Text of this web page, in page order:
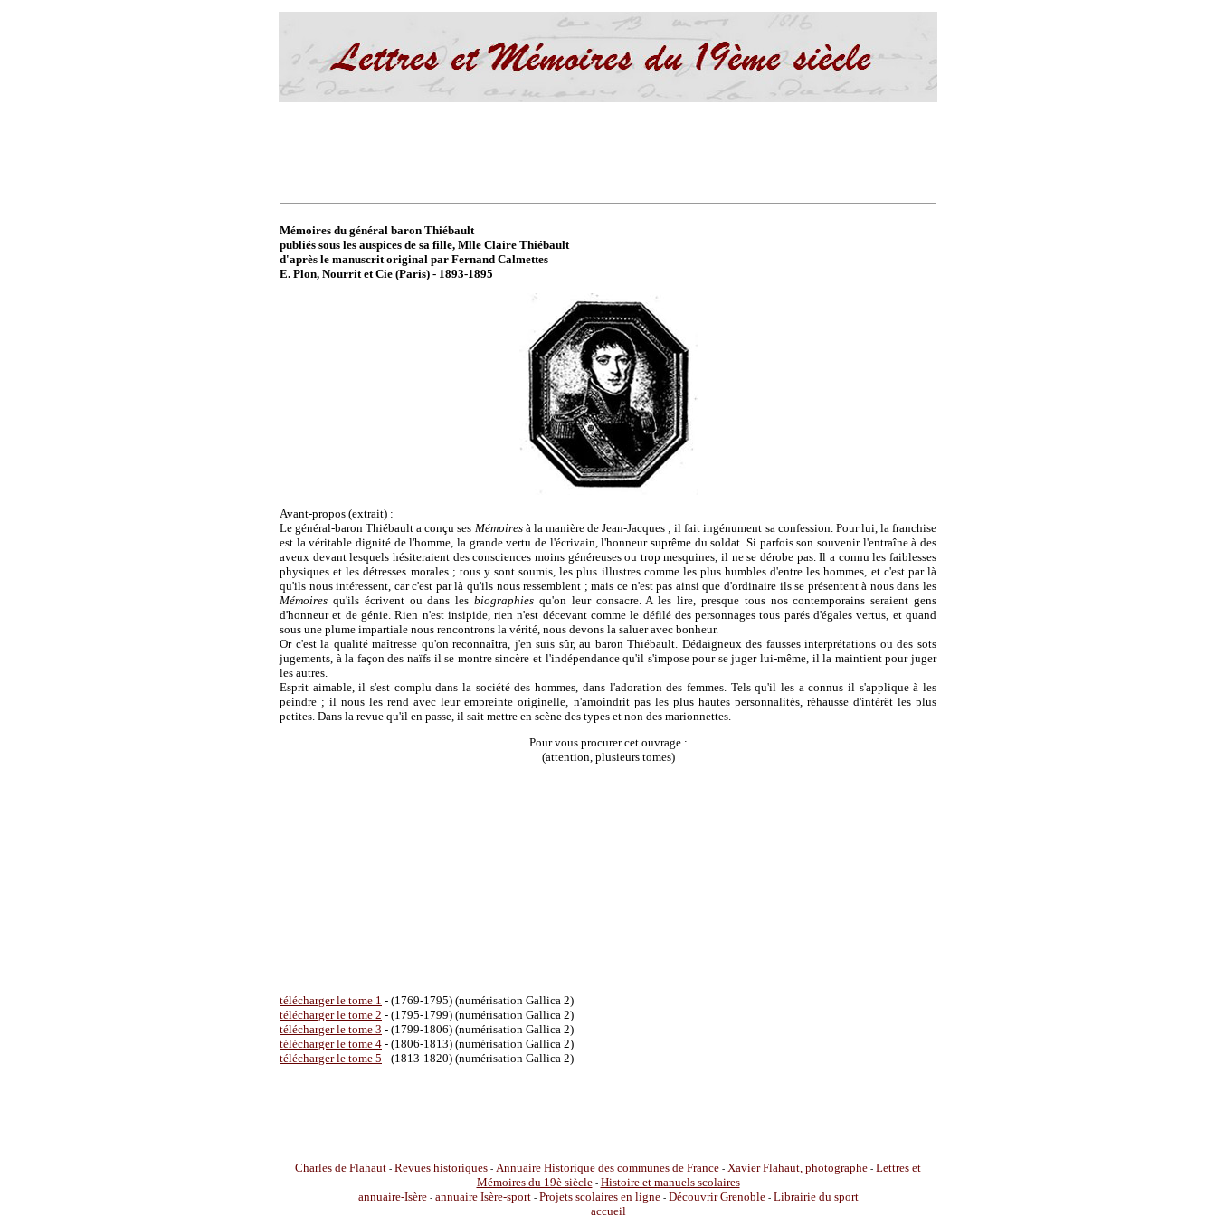
Mémoires du général baron Thiébault
publiés sous les auspices de sa fille, Mlle Claire Thiébault
d'après le manuscrit original par Fernand Calmettes
E. Plon, Nourrit et Cie (Paris) - 1893-1895
Avant-propos (extrait) :
Le général-baron Thiébault a conçu ses Mémoiresà la manière de Jean-Jacques ; il fait ingénument sa confession. Pour lui, la franchise
est la véritable dignité de l'homme, la grande vertu de l'écrivain, l'honneur suprême du soldat. Si parfois son souvenir l'entraîne à des
aveux devant lesquels hésiteraient des consciences moins généreuses ou trop mesquines, il ne se dérobe pas. Il a connu les faiblesses
physiques et les détresses morales ; tous y sont soumis, les plus illustres comme les plus humbles d'entre les hommes, et c'est par là
qu'ils nous intéressent, car c'est par là qu'ils nous ressemblent ; mais ce n'est pas ainsi que d'ordinaire ils se présentent à nous dans les
Mémoires qu'ils écrivent ou dans les biographies qu'on leur consacre. A les lire, presque tous nos contemporains seraient gens
d'honneur et de génie. Rien n'est insipide, rien n'est décevant comme le défilé des personnages tous parés d'égales vertus, et quand
sous une plume impartiale nous rencontrons la vérité, nous devons la saluer avec bonheur.
Or c'est la qualité maîtresse qu'on reconnaîtra, j'en suis sûr, au baron Thiébault. Dédaigneux des fausses interprétations ou des sots
jugements, à la façon des naïfs il se montre sincère et l'indépendance qu'il s'impose pour se juger lui-même, il la maintient pour juger
les autres.
Esprit aimable, il s'est complu dans la société des hommes, dans l'adoration des femmes. Tels qu'il les a connus il s'applique à les
peindre ; il nous les rend avec leur empreinte originelle, n'amoindrit pas les plus hautes personnalités, réhausse d'intérêt les plus
petites. Dans la revue qu'il en passe, il sait mettre en scène des types et non des marionnettes.
Pour vous procurer cet ouvrage :
(attention, plusieurs tomes)
télécharger le tome 1 - (1769-1795) (numérisation Gallica 2)
télécharger le tome 2 - (1795-1799) (numérisation Gallica 2)
télécharger le tome 3 - (1799-1806) (numérisation Gallica 2)
télécharger le tome 4 - (1806-1813) (numérisation Gallica 2)
télécharger le tome 5 - (1813-1820) (numérisation Gallica 2)
Charles de Flahaut - Revues historiques - Annuaire Historique des communes de France - Xavier Flahaut, photographe - Lettres et
Mémoires du 19è siècle- Histoire et manuels scolaires
annuaire-Isère - annuaire Isère-sport- Projets scolaires en ligne- Découvrir Grenoble - Librairie du sport
accueil